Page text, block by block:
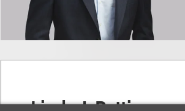
Linda J. Pettigrew